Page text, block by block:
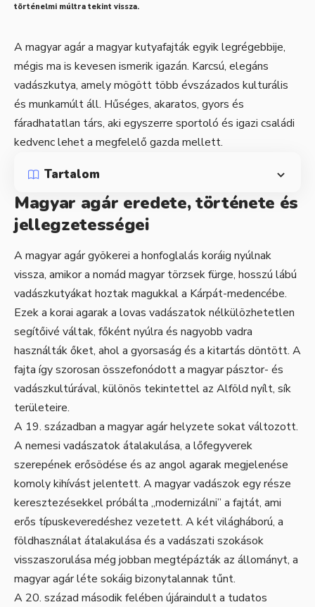
történelmi múltra tekint vissza.
A magyar agár a magyar kutyafajták egyik legrégebbije,
mégis ma is kevesen ismerik igazán. Karcsú, elegáns
vadászkutya, amely mögött több évszázados kulturális
és munkamúlt áll. Hűséges, akaratos, gyors és
fáradhatatlan társ, aki egyszerre sportoló és igazi családi
kedvenc lehet a megfelelő gazda mellett.
Tartalom
Magyar agár eredete, története és
jellegzetességei
A magyar agár gyökerei a honfoglalás koráig nyúlnak
vissza, amikor a nomád magyar törzsek fürge, hosszú lábú
vadászkutyákat hoztak magukkal a Kárpát-medencébe.
Ezek a korai agarak a lovas vadászatok nélkülözhetetlen
segítőivé váltak, főként nyúlra és nagyobb vadra
használták őket, ahol a gyorsaság és a kitartás döntött. A
fajta így szorosan összefonódott a magyar pásztor- és
vadászkultúrával, különös tekintettel az Alföld nyílt, sík
területeire.
A 19. században a magyar agár helyzete sokat változott.
A nemesi vadászatok átalakulása, a lőfegyverek
szerepének erősödése és az angol agarak megjelenése
komoly kihívást jelentett. A magyar vadászok egy része
keresztezésekkel próbálta „modernizálni” a fajtát, ami
erős típuskeveredéshez vezetett. A két világháború, a
földhasználat átalakulása és a vadászati szokások
visszaszorulása még jobban megtépázták az állományt, a
magyar agár léte sokáig bizonytalannak tűnt.
A 20. század második felében újáraindult a tudatos